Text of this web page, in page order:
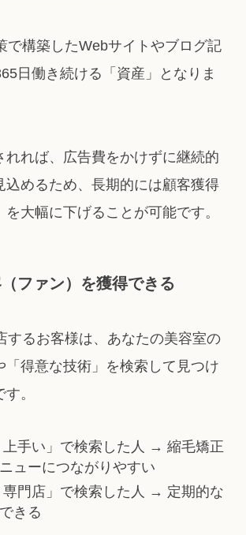
で構築したWebサイトやブログ記
日働き続ける「資産」となりま
れれば、広告費をかけずに継続的
込めるため、長期的には顧客獲得
を大幅に下げることが可能です。
ファン）を獲得できる
するお客様は、あなたの美容室の
「得意な技術」を検索して見つけ
。
上手い」で検索した人 → 縮毛矯正
ューにつながりやすい
専門店」で検索した人 → 定期的な
きる